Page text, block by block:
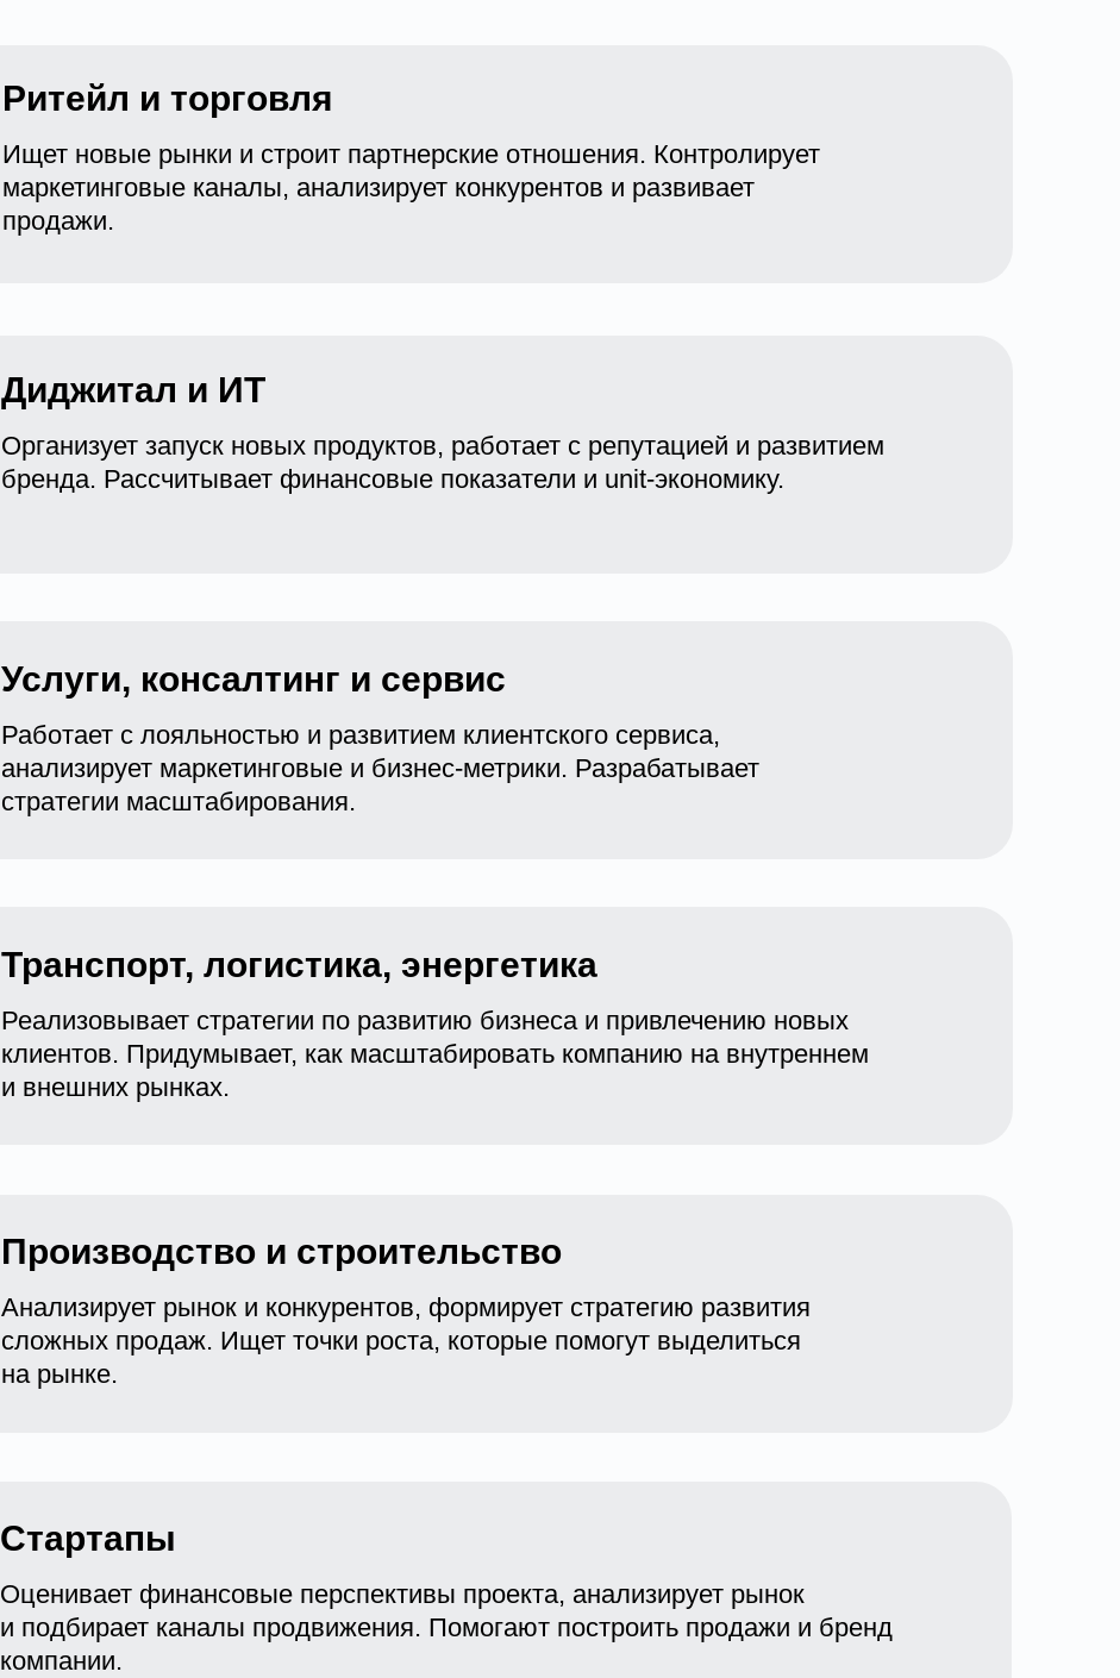
Производство и строительство
Анализирует рынок и конкурентов, формирует стратегию развития
сложных продаж. Ищет точки роста, которые помогут выделиться
на рынке.
Оценивает финансовые перспективы проекта, анализирует рынок
и подбирает каналы продвижения. Помогают построить продажи и бренд
компании.
Стартапы
Услуги, консалтинг и сервис
Работает с лояльностью и развитием клиентского сервиса,
анализирует маркетинговые и бизнес-метрики. Разрабатывает
стратегии масштабирования.
Диджитал и ИТ
Организует запуск новых продуктов, работает с репутацией и развитием
бренда. Рассчитывает финансовые показатели и unit-экономику.
Транспорт, логистика, энергетика
Реализовывает стратегии по развитию бизнеса и привлечению новых
клиентов. Придумывает, как масштабировать компанию на внутреннем
и внешних рынках.
Ритейл и торговля
Ищет новые рынки и строит партнерские отношения. Контролирует
маркетинговые каналы, анализирует конкурентов и развивает
продажи.